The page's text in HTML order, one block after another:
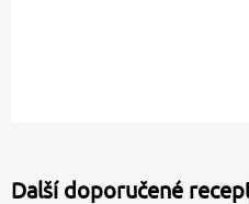
Další doporučené